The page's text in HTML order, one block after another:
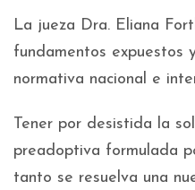
La jueza Dra. Eliana
fundamentos expuestos
normativa nacional e
Tener por desistida la
preadoptiva formulada
tanto se resuelva una